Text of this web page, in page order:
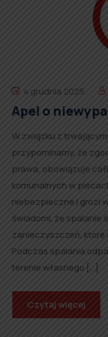
4 grudnia 2025
Apel o
W związku z
przypominamy, że
prawa, obowiązuje
komunalnych w
niebezpieczne i grozi
świadomi, że spalanie
zanieczyszczeń, które
Podczas spalania
terenie własnego […]
Czytaj więcej